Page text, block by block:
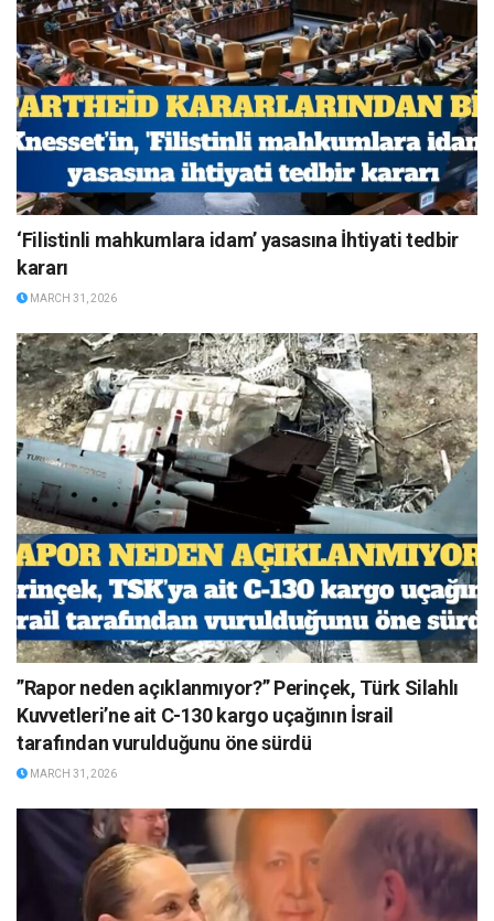
‘Filistinli mahkumlara idam’ yasasına İhtiyati tedbir
kararı
MARCH 31, 2026
”Rapor neden açıklanmıyor?” Perinçek, Türk Silahlı
Kuvvetleri’ne ait C-130 kargo uçağının İsrail
tarafından vurulduğunu öne sürdü
MARCH 31, 2026